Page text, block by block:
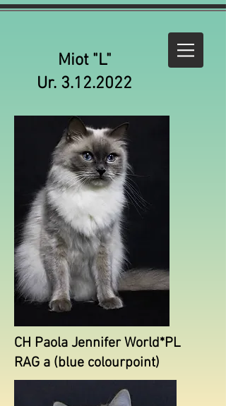
Miot "L"
Ur. 3.12.2022
CH Paola Jennifer World*PL
RAG a (blue colourpoint)